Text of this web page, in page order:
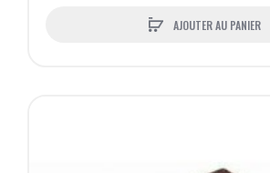
AJOUTER AU PANIER